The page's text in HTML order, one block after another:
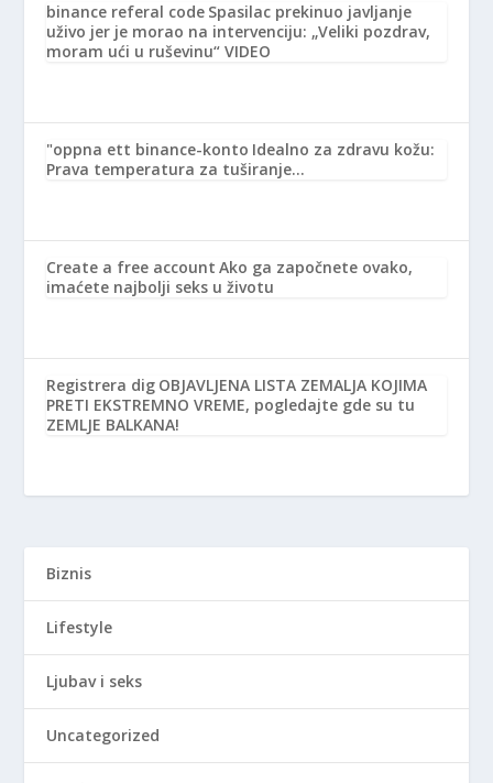
binance referal code Spasilac prekinuo javljanje
uživo jer je morao na intervenciju: „Veliki pozdrav,
moram ući u ruševinu“ VIDEO
"oppna ett binance-konto Idealno za zdravu kožu:
Prava temperatura za tuširanje…
Create a free account Ako ga započnete ovako,
imaćete najbolji seks u životu
Registrera dig OBJAVLJENA LISTA ZEMALJA KOJIMA
PRETI EKSTREMNO VREME, pogledajte gde su tu
ZEMLJE BALKANA!
Biznis
Lifestyle
Ljubav i seks
Uncategorized